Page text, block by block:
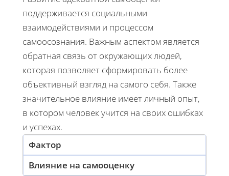
поддерживается социальными
взаимодействиями и процессом
самоосознания. Важным аспектом является
обратная связь от окружающих людей,
которая позволяет сформировать более
объективный взгляд на самого себя. Также
значительное влияние имеет личный опыт,
в котором человек учится на своих ошибках
и успехах.
Фактор
Влияние на самооценку